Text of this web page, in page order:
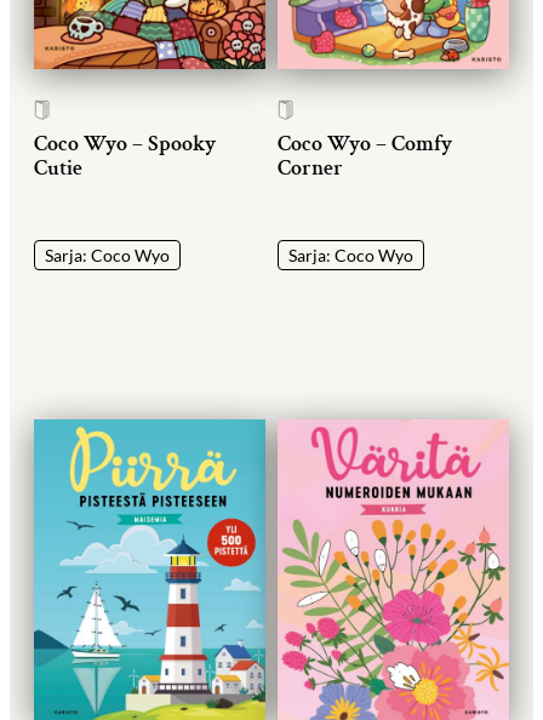
Coco Wyo – Spooky
Cutie
Sarja: Coco Wyo
Coco Wyo – Comfy
Corner
Sarja: Coco Wyo